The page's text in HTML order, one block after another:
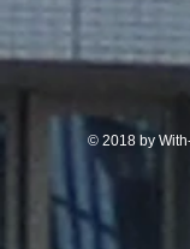
© 2018 by